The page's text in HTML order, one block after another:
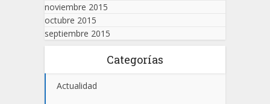
noviembre 2015
octubre 2015
septiembre 2015
Categorías
Actualidad